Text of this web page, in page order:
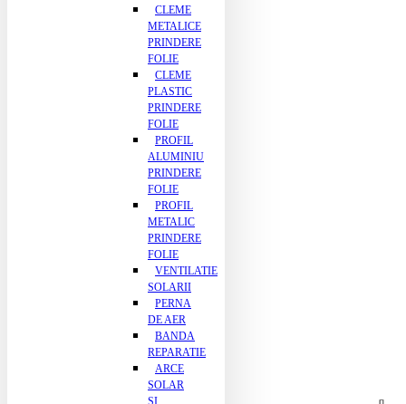
CLEME
METALICE
PRINDERE
FOLIE
CLEME
PLASTIC
PRINDERE
FOLIE
PROFIL
ALUMINIU
PRINDERE
FOLIE
PROFIL
METALIC
PRINDERE
FOLIE
VENTILATIE
SOLARII
PERNA
DE AER
BANDA
REPARATIE
ARCE
SOLAR
SI